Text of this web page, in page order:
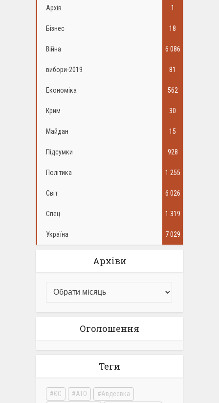
Архів 1
Бізнес 18
Війна 6 086
вибори-2019 81
Економіка 562
Крим 30
Майдан 15
Підсумки 928
Політика 1 255
Світ 6 026
Спец 1 319
Україна 7 029
Архіви
Оголошення
Теги
ЄС АТО
Авдеевка